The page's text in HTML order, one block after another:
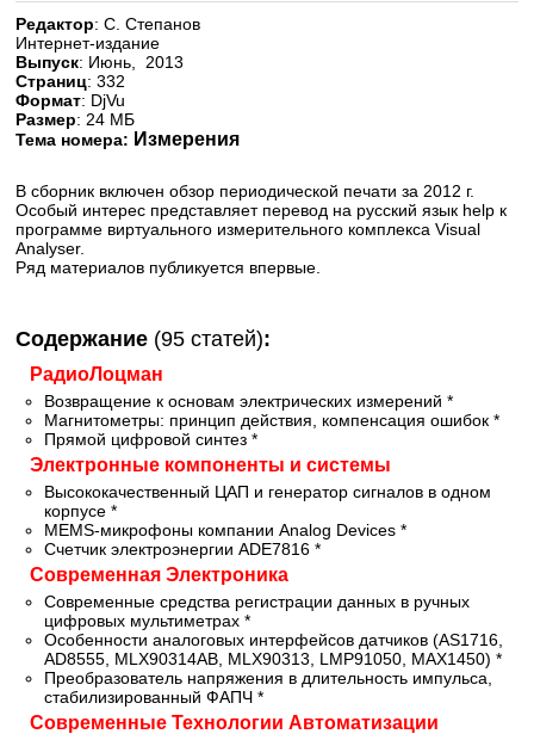
Редактор: С. Степанов
Интернет-издание
Выпуск: Июнь, 2013
Страниц: 332
Формат: DjVu
Размер: 24 МБ
Тема номера: Измерения
В сборник включен обзор периодической печати за 2012 г.
Особый интерес представляет перевод на русский язык help к
программе виртуального измерительного комплекса Visual
Analyser.
Ряд материалов публикуется впервые.
Содержание (95 статей):
РадиоЛоцман
Возвращение к основам электрических измерений *
Магнитометры: принцип действия, компенсация ошибок *
Прямой цифровой синтез *
Электронные компоненты и системы
Высококачественный ЦАП и генератор сигналов в одном
корпусе *
MEMS-микрофоны компании Analog Devices *
Счетчик электроэнергии ADE7816 *
Современная Электроника
Современные средства регистрации данных в ручных
цифровых мультиметрах *
Особенности аналоговых интерфейсов датчиков (AS1716,
AD8555, MLX90314AB, MLX90313, LМР91050, MAX1450) *
Преобразователь напряжения в длительность импульса,
стабилизированный ФАПЧ *
Современные Технологии Автоматизации